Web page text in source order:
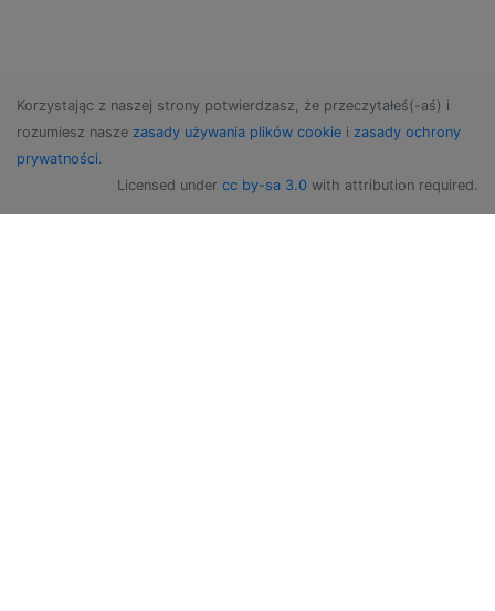
Korzystając z naszej strony potwierdzasz, że przeczytałeś(-aś) i
rozumiesz nasze zasady używania plików cookie i zasady ochrony
prywatności.
Licensed under cc by-sa 3.0 with attribution required.